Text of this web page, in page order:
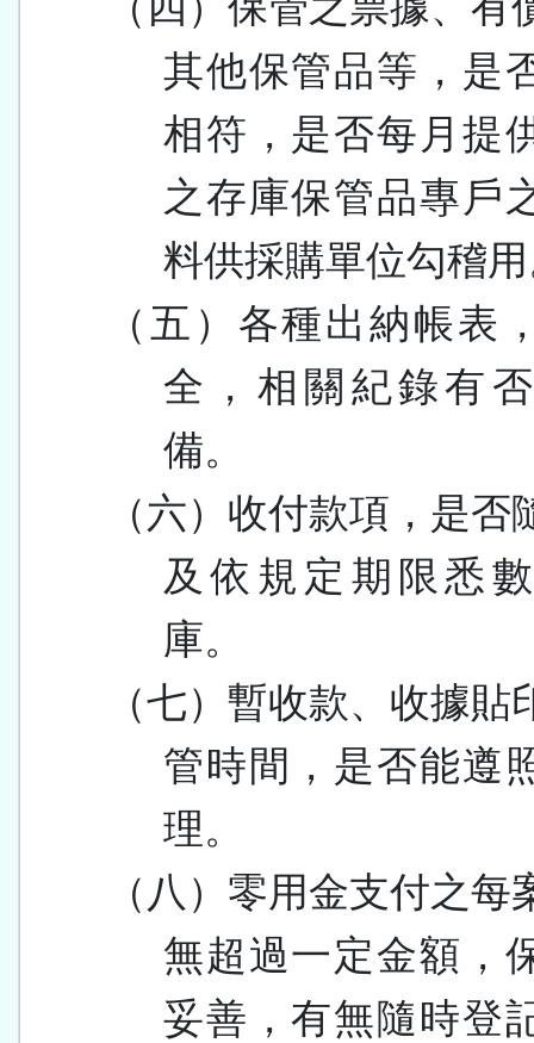
其他保管品等，是
相符，是否每月提
之存庫保管品專戶
料供採購單位勾稽
（五）各種出納帳表
全，相關紀錄有
備。
（六） 收付款項，是否
及依規定期限悉
庫。
（七）暫收款、收據貼
管時間，是否能遵
理。
（八）零用金支付之每
無超過一定金額，
妥善，有無隨時登